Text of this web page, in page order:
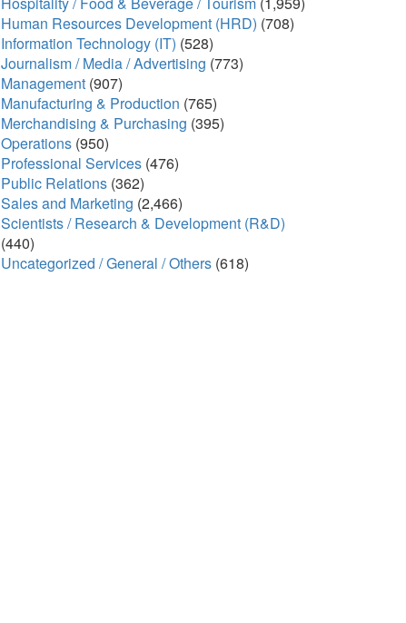
Human Resources Development (HRD) (708)
Information Technology (IT) (528)
Journalism / Media / Advertising (773)
Management (907)
Manufacturing & Production (765)
Merchandising & Purchasing (395)
Operations (950)
Professional Services (476)
Public Relations (362)
Sales and Marketing (2,466)
Scientists / Research & Development (R&D)
(440)
Uncategorized / General / Others (618)